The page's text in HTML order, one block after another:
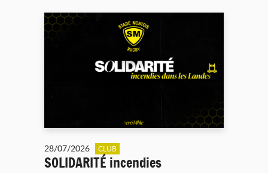
28/07/2026 CLUB
SOLIDARITÉ incendies